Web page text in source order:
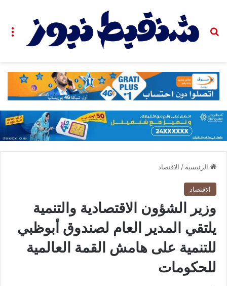
بحث عن
الرئيسية / الاقتصاد
الاقتصاد
وزير الشؤون الاقتصادية والتنمية
يلتقي المدير العام لصندوق أبوظبي
للتنمية على هامش القمة العالمية
للحكومات